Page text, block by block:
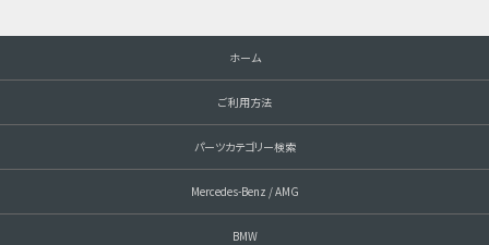
ホーム
ご利用方法
パーツカテゴリー検索
Mercedes-Benz / AMG
BMW